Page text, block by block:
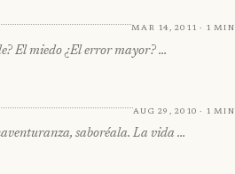
Mar 14, 2011 · 1 min
El miedo ¿El error mayor? …
Aug 29, 2010 · 1 min
saboréala. La vida …